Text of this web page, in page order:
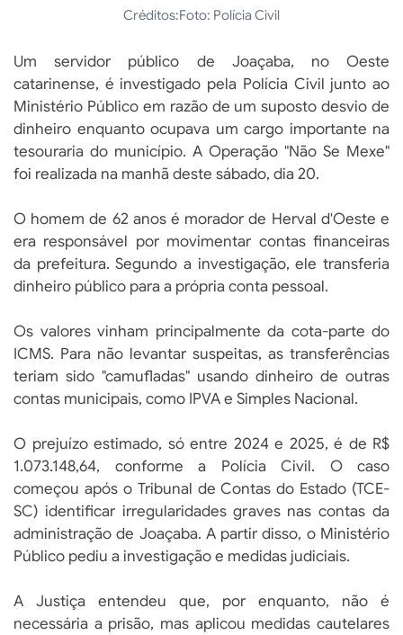
Créditos:Foto: Polícia Civil
Um servidor público de Joaçaba, no Oeste
catarinense, é investigado pela Polícia Civil junto ao
Ministério Público em razão de um suposto desvio de
dinheiro enquanto ocupava um cargo importante na
tesouraria do município. A Operação "Não Se Mexe"
foi realizada na manhã deste sábado, dia 20.
O homem de 62 anos é morador de Herval d'Oeste e
era responsável por movimentar contas financeiras
da prefeitura. Segundo a investigação, ele transferia
dinheiro público para a própria conta pessoal.
Os valores vinham principalmente da cota-parte do
ICMS. Para não levantar suspeitas, as transferências
teriam sido "camufladas" usando dinheiro de outras
contas municipais, como IPVA e Simples Nacional.
O prejuízo estimado, só entre 2024 e 2025, é de R$
1.073.148,64, conforme a Polícia Civil. O caso
começou após o Tribunal de Contas do Estado (TCE-
SC) identificar irregularidades graves nas contas da
administração de Joaçaba. A partir disso, o Ministério
Público pediu a investigação e medidas judiciais.
A Justiça entendeu que, por enquanto, não é
necessária a prisão, mas aplicou medidas cautelares